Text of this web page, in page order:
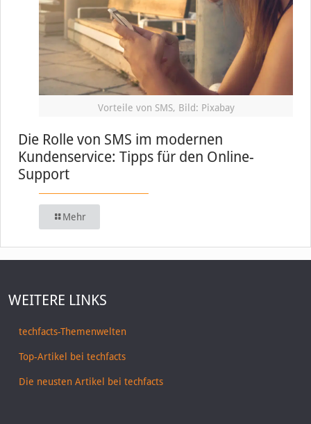
Vorteile von SMS, Bild: Pixabay
Die Rolle von SMS im modernen
Kundenservice: Tipps für den Online-
Support
Mehr
WEITERE LINKS
techfacts-Themenwelten
Top-Artikel bei techfacts
Die neusten Artikel bei techfacts